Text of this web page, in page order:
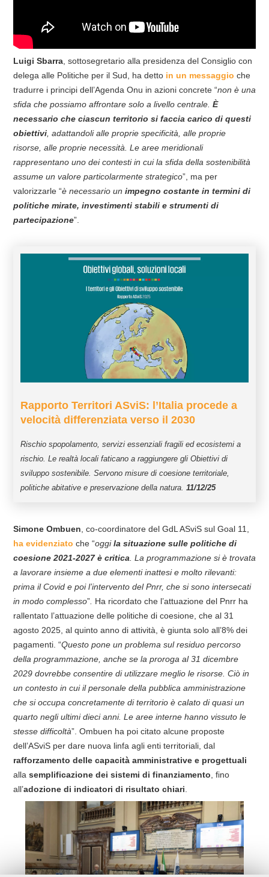
Luigi Sbarra, sottosegretario alla presidenza del Consiglio con
delega alle Politiche per il Sud, ha detto in un messaggio che
tradurre i principi dell’Agenda Onu in azioni concrete “non è una
sfida che possiamo affrontare solo a livello centrale. È
necessario che ciascun territorio si faccia carico di questi
obiettivi, adattandoli alle proprie specificità, alle proprie
risorse, alle proprie necessità. Le aree meridionali
rappresentano uno dei contesti in cui la sfida della sostenibilità
assume un valore particolarmente strategico”, ma per
valorizzarle “è necessario un impegno costante in termini di
politiche mirate, investimenti stabili e strumenti di
partecipazione”.
Rapporto Territori ASviS: l’Italia procede a
velocità differenziata verso il 2030
Rischio spopolamento, servizi essenziali fragili ed ecosistemi a
rischio. Le realtà locali faticano a raggiungere gli Obiettivi di
sviluppo sostenibile. Servono misure di coesione territoriale,
politiche abitative e preservazione della natura. 11/12/25
Simone Ombuen, co-coordinatore del GdL ASviS sul Goal 11,
ha evidenziato che “oggila situazione sulle politiche di
coesione 2021-2027 è critica. La programmazione si è trovata
a lavorare insieme a due elementi inattesi e molto rilevanti:
prima il Covid e poi l’intervento del Pnrr, che si sono intersecati
in modo complesso”. Ha ricordato che l’attuazione del Pnrr ha
rallentato l’attuazione delle politiche di coesione, che al 31
agosto 2025, al quinto anno di attività, è giunta solo all’8% dei
pagamenti. “Questo pone un problema sul residuo percorso
della programmazione, anche se la proroga al 31 dicembre
2029 dovrebbe consentire di utilizzare meglio le risorse. Ciò in
un contesto in cui il personale della pubblica amministrazione
che si occupa concretamente di territorio è calato di quasi un
quarto negli ultimi dieci anni. Le aree interne hanno vissuto le
stesse difficoltà”. Ombuen ha poi citato alcune proposte
dell’ASviS per dare nuova linfa agli enti territoriali, dal
rafforzamento delle capacità amministrative e progettuali
alla semplificazione dei sistemi di finanziamento, fino
all’adozione di indicatori di risultato chiari.